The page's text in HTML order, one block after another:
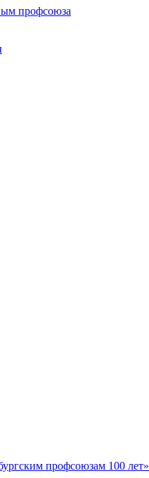
профсоюза
профсоюзам 100 лет»